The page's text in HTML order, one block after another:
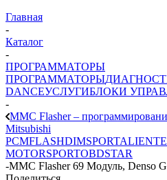
Главная
-
Каталог
-
ПРОГРАММАТОРЫ
ПРОГРАММАТОРЫ
DANCEУСЛУГИБЛОКИ
-
MMC Flasher –
Mitsubishi
PCMFLASHDIMSPORT
MOTORSPORTOBDSTAR
-MMC Flasher 69 Mодуль, Denso